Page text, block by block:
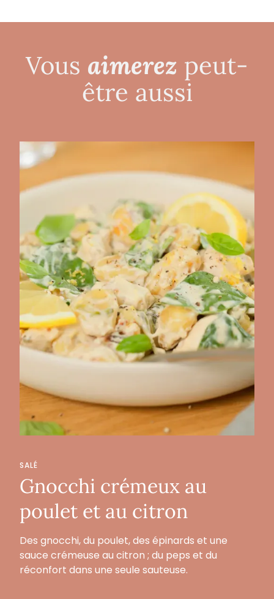
Vous aimerez peut-
être aussi
SALÉ
Gnocchi crémeux au
poulet et au citron
Des gnocchi, du poulet, des épinards et une
sauce crémeuse au citron ; du peps et du
réconfort dans une seule sauteuse.